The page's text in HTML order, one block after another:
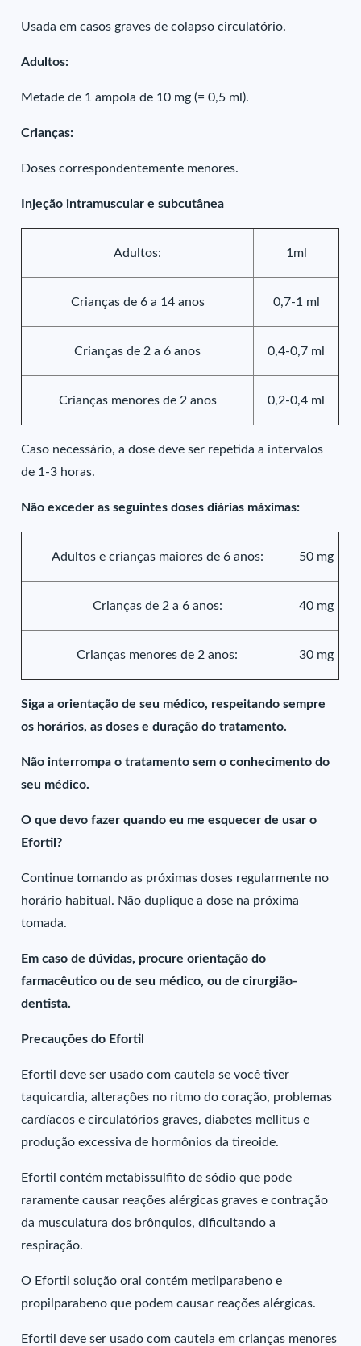
Usada em casos graves de colapso circulatório.
Adultos:
Metade de 1 ampola de 10 mg (= 0,5 ml).
Crianças:
Doses correspondentemente menores.
Injeção intramuscular e subcutânea
Adultos: 1ml
Crianças de 6 a 14 anos 0,7-1 ml
Crianças de 2 a 6 anos 0,4-0,7 ml
Crianças menores de 2 anos 0,2-0,4 ml
Caso necessário, a dose deve ser repetida a intervalos
de 1-3 horas.
Não exceder as seguintes doses diárias máximas:
Adultos e crianças maiores de 6 anos: 50 mg
Crianças de 2 a 6 anos: 40 mg
Crianças menores de 2 anos: 30 mg
Siga a orientação de seu médico, respeitando sempre
os horários, as doses e duração do tratamento.
Não interrompa o tratamento sem o conhecimento do
seu médico.
O que devo fazer quando eu me esquecer de usar o
Efortil?
Continue tomando as próximas doses regularmente no
horário habitual. Não duplique a dose na próxima
tomada.
Em caso de dúvidas, procure orientação do
farmacêutico ou de seu médico, ou de cirurgião-
dentista.
Precauções do Efortil
Efortil deve ser usado com cautela se você tiver
taquicardia, alterações no ritmo do coração, problemas
cardíacos e circulatórios graves, diabetes mellitus e
produção excessiva de hormônios da tireoide.
Efortil contém metabissulfito de sódio que pode
raramente causar reações alérgicas graves e contração
da musculatura dos brônquios, dificultando a
respiração.
O Efortil solução oral contém metilparabeno e
propilparabeno que podem causar reações alérgicas.
Efortil deve ser usado com cautela em crianças menores